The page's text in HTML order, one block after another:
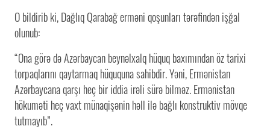
O bildirib ki, Dağlıq Qarabağ erməni qoşunları tərəfindən işğal
olunub:
“Ona görə də Azərbaycan beynəlxalq hüquq baxımından öz tarixi
torpaqlarını qaytarmaq hüququna sahibdir. Yəni, Ermənistan
Azərbaycana qarşı heç bir iddia irəli sürə bilməz. Ermənistan
hökuməti heç vaxt münaqişənin həll ilə bağlı konstruktiv mövqe
tutmayıb”.